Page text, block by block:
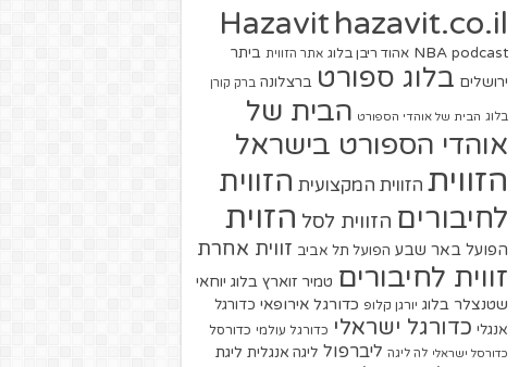
Hazavit hazavit.co.il
NBA podcast אהוד ריבן בלוג אתר הזווית ביתר
ירושלים בלוג ספורט ברצלונה ברק קורן
בלוג הבית של אוהדי הספורט הבית של
אוהדי הספורט בישראל
הזווית הזווית המקצועית הזווית
לחיבורים הזווית לסל הזוית
הפועל באר שבע הפועל תל אביב זווית אחרת
זווית לחיבורים טמיר זוארץ בלוג יוחאי
שטנצלר בלוג יורגן קלופ כדורגל אירופאי כדורגל
אנגלי כדורגל ישראלי כדורגל עולמי כדורסל
כדורסל ישראלי לה ליגה ליברפול ליגה אנגלית ליגת